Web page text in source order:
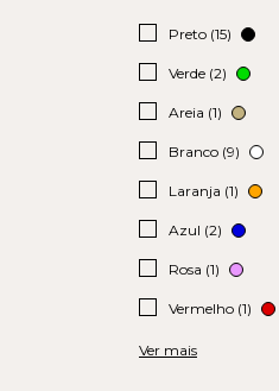
Preto (15)
Verde (2)
Areia (1)
Branco (9)
Laranja (1)
Azul (2)
Rosa (1)
Vermelho (1)
Ver mais